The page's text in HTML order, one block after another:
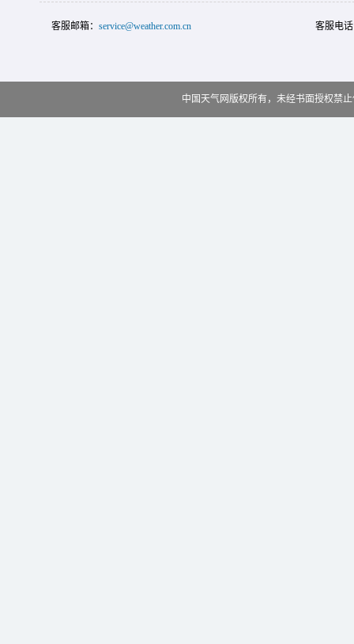
客服邮箱： service@weather.com.cn 客服电
中国天气网版权所有，未经书面授权